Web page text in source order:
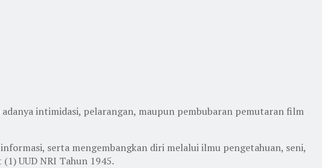
intimidasi, pelarangan, maupun pembubaran pemutaran film
serta mengembangkan diri melalui ilmu pengetahuan, seni,
UUD NRI Tahun 1945.